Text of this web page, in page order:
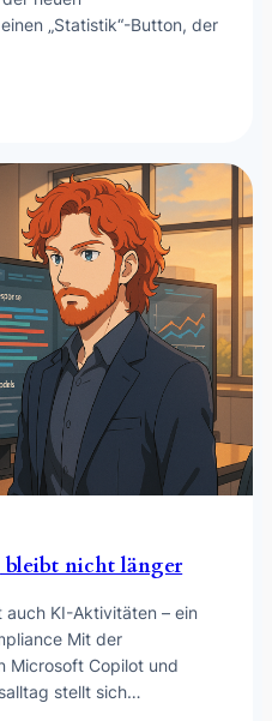
„Statistik“-Button, der
bleibt nicht länger
KI-Aktivitäten – ein
Mit der
Microsoft Copilot und
stellt sich…